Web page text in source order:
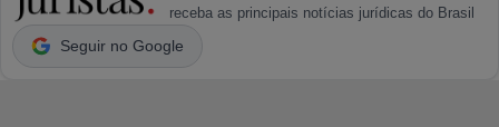
receba as principais notícias jurídicas do Brasil
Seguir no Google